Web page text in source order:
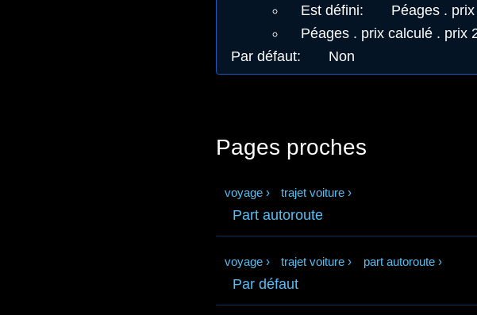
Est défini:
Péages .
Péages . prix calculé . prix
Par défaut: Non
Pages proches
voyage › trajet voiture ›
Part autoroute
voyage › trajet voiture › part autoroute ›
Par défaut